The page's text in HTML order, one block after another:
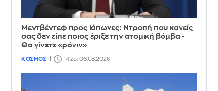
Μεντβέντεφ προς Ιάπωνες: Ντροπή που κανείς
σας δεν είπε ποιος έριξε την ατομική βόμβα -
Θα γίνετε «ρόνιν»
ΚΟΣΜΟΣ 14:25, 06.08.2026